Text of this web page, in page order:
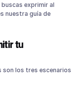
exprimir al
nuestra guía de
tu
son los tres escenarios